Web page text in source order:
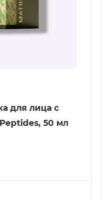
для лица с
50 мл